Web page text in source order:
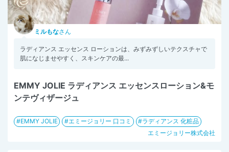
ミルもなさん
ラディアンス エッセンス ローションは、みずみずしいテクスチャで
肌になじませやすく、スキンケアの最...
EMMY JOLIE ラディアンス エッセンスローション&モ
ンテヴィザージュ
EMMY JOLIE エミージョリー 口コミ
ラディアンス 化粧品
エミージョリー株式会社